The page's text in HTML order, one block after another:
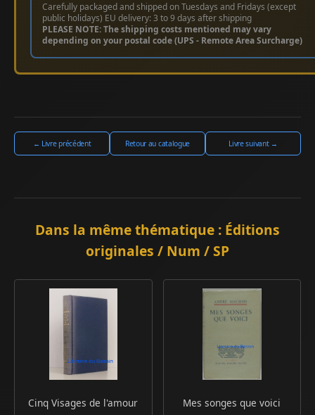
Carefully packaged and shipped on Tuesdays and Fridays (except
public holidays) EU delivery: 3 to 9 days after shipping
PLEASE NOTE: The shipping costs mentioned may vary
depending on your postal code (UPS - Remote Area Surcharge)
← Livre précédent Retour au catalogue Livre suivant →
Dans la même thématique : Éditions
originales / Num / SP
Cinq Visages de l'amour Mes songes que voici